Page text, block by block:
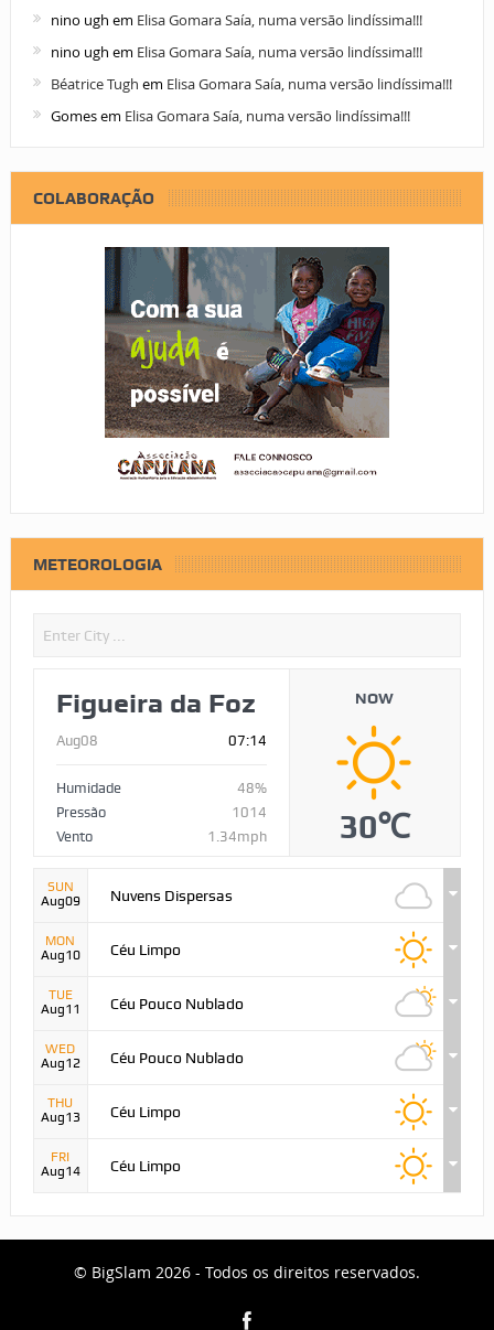
nino ugh em Elisa Gomara Saía, numa versão lindíssima!!!
nino ugh em Elisa Gomara Saía, numa versão lindíssima!!!
Béatrice Tugh em Elisa Gomara Saía, numa versão lindíssima!!!
Gomesem Elisa Gomara Saía, numa versão lindíssima!!!
COLABORAÇÃO
METEOROLOGIA
Figueira da Foz
Aug08 07:14
Humidade
48%
Pressão
1014
Vento
1.34mph
NOW
30℃
SUN
Aug09
Nuvens Dispersas
MON
Aug10
Céu Limpo
TUE
Aug11
Céu Pouco Nublado
WED
Aug12
Céu Pouco Nublado
THU
Aug13
Céu Limpo
FRI
Aug14
Céu Limpo
© BigSlam 2026 - Todos os direitos reservados.